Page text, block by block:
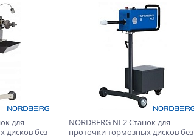
для
дисков без
NORDBERG NL2 Станок для
проточки тормозных дисков без